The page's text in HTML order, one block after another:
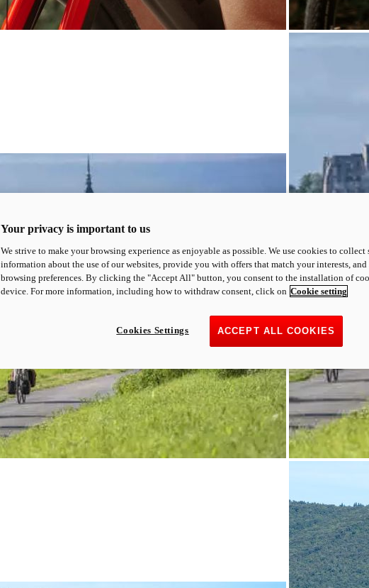
Your privacy is important to us
We strive to make your browsing experience as enjoyable as possible. We use cookies to
information about the use of our websites, provide you with offers that match your interests, and
browsing preferences. By clicking the "Accept All" button, you consent to the installation of
device. For more information, including how to withdraw consent, click on Cookie setting
ACCEPT ALL COOKIES
Cookies Settings